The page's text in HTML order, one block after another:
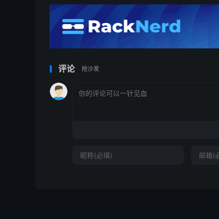
评论 抢沙发